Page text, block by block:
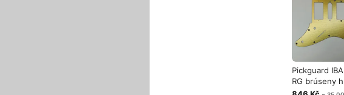
Pickguard
RG brúseny